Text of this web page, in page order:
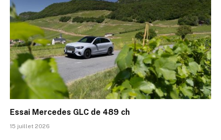
Essai Mercedes GLC de 489 ch
15 juillet 2026